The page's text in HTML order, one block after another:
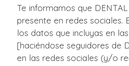
Te informamos que DENTAL
presente en redes sociales.
los datos que incluyas en
[haciéndose seguidores de
en las redes sociales (y/o